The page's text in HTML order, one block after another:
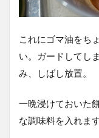
これにゴマ油をち
い。ガードしてし
み、しばし放置。
一晩浸けておいた
な調味料を入れま